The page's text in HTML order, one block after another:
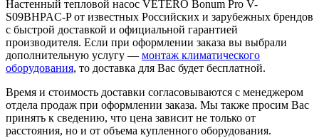
Настенный тепловой насос VETERO Bonum Pro V-
S09BHPAC-P от известных Российских и зарубежных брендов
с быстрой доставкой и официальной гарантией
производителя. Если при оформлении заказа вы выбрали
дополнительную услугу — монтаж климатического
оборудования, то доставка для Вас будет бесплатной.
Время и стоимость доставки согласовываются с менеджером
отдела продаж при оформлении заказа. Мы также просим Вас
принять к сведению, что цена зависит не только от
расстояния, но и от объема купленного оборудования.